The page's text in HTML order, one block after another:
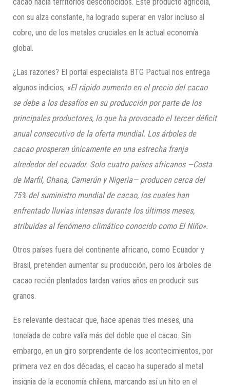
con su alza constante, ha logrado superar en valor incluso al
cobre, uno de los metales cruciales en la actual economía
global.
¿Las razones? El portal especialista BTG Pactual nos entrega
algunos indicios; «El rápido aumento en el precio del cacao
se debe a los desafíos en su producción por parte de los
principales productores, lo que ha provocado el tercer déficit
anual consecutivo de la oferta mundial. Los árboles de
cacao prosperan únicamente en una estrecha franja
alrededor del ecuador. Solo cuatro países africanos —Costa
de Marfil, Ghana, Camerún y Nigeria— producen cerca del
75% del suministro mundial de cacao, los cuales han
enfrentado lluvias intensas durante los últimos meses,
atribuidas al fenómeno climático conocido como El Niño».
Otros países fuera del continente africano, como Ecuador y
Brasil, pretenden aumentar su producción, pero los árboles de
cacao recién plantados tardan varios años en producir sus
granos.
Es relevante destacar que, hace apenas tres meses, una
tonelada de cobre valía más del doble que el cacao. Sin
embargo, en un giro sorprendente de los acontecimientos, por
primera vez en dos décadas, el cacao ha superado al metal
insignia de la economía chilena, marcando así un hito en el